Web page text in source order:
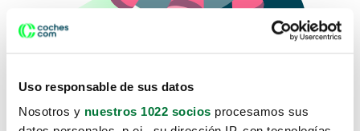
Uso responsable de sus datos
Nosotros y nuestros 1022 socios procesamos sus